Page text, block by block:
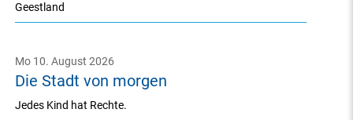
Geestland
Die Stadt von morgen
Mo 10. August 2026
Jedes Kind hat Rechte.